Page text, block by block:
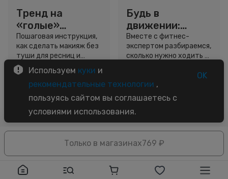
Только в магазинах769 ₽
Тренд на
«голые»
ресницы: как
выглядеть
свежо, не
используя тушь
Пошаговая инструкция,
как сделать макияж без
туши для ресниц и
звёздный образ для
вдохновения.
3 минуты
Будь в
движении:
сколько нужно
шагов для
красоты и
Вместе с фитнес-
экспертом разбираемся,
сколько нужно ходить и
5 минут
Используем куки и
рекомендательные технологии ,
пользуясь сайтом вы соглашаетесь с
условиями использования.
OK